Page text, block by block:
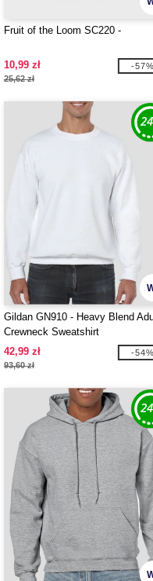
Fruit of the Loom SC220 -
10,99 zł
25,62 zł
-57%
Gildan GN910 - Heavy Blend
Crewneck Sweatshirt
42,99 zł
93,60 zł
-54%